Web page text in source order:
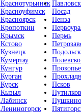
Краснотурьинск
Красноуфимск
Красноярск
Кропоткин
Крымск
Кстово
Кузнецк
Кумертау
Кунгур
Курган
Курск
Кызыл
Лабинск
Лениногорск
Посад
Пенза
Пермь
Подольск
Псков
Пушкино